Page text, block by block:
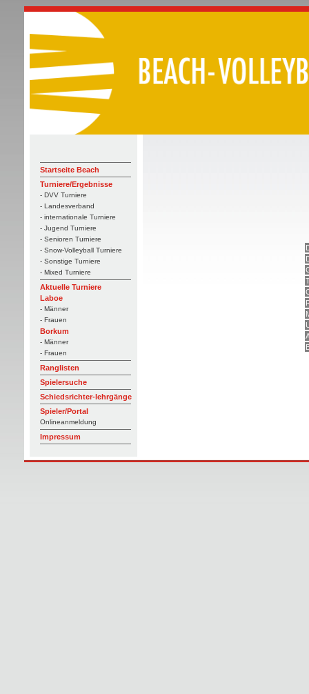
Startseite Beach
Turniere/Ergebnisse
- DVV Turniere
- Landesverband
- internationale Turniere
- Jugend Turniere
- Senioren Turniere
- Snow-Volleyball Turniere
- Sonstige Turniere
- Mixed Turniere
Aktuelle Turniere
Laboe
- Männer
- Frauen
Borkum
- Männer
- Frauen
Ranglisten
Spielersuche
Schiedsrichter-lehrgänge
Spieler/Portal
Onlineanmeldung
Impressum